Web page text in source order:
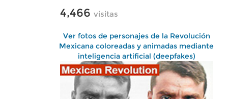
4,466 visitas
Ver fotos de personajes de la Revolución
Mexicana coloreadas y animadas mediante
inteligencia artificial (deepfakes)